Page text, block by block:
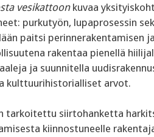
vesikattoonkuvaa
purkutyön, lupaprosessin
paitsi perinnerakentamisen
rakentaa pienellä
ja suunnitella
kulttuurihistorialliset arvot.
tarkoitettu siirtohanketta
kiinnostuneelle